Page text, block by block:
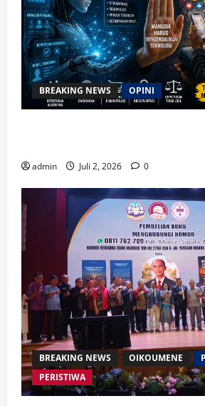
BREAKING NEWS OPINI
admin Juli 2, 2026 0
BREAKING NEWS OIKOUMENE
PERISTIWA